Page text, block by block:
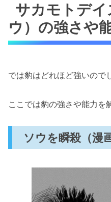
サカモトデイ
ウ）の強さや
では豹はどれほど強いので
ここでは豹の強さや能力を
ソウを瞬殺（漫